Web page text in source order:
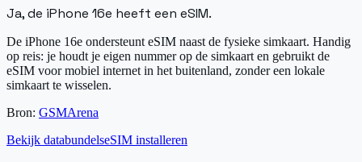
Ja, de iPhone 16e heeft een eSIM.
De iPhone 16e ondersteunt eSIM naast de fysieke simkaart. Handig
op reis: je houdt je eigen nummer op de simkaart en gebruikt de
eSIM voor mobiel internet in het buitenland, zonder een lokale
simkaart te wisselen.
Bron: GSMArena
Bekijk databundelseSIM installeren